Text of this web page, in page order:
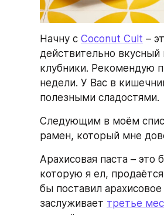
Начну с Coconut Cult –
действительно вкусный
клубники. Рекомендую
недели. У Вас в
полезными сладостями.
Следующим в моём
рамен, который мне
Арахисовая паста –
которую я ел,
бы поставил
заслуживает третье